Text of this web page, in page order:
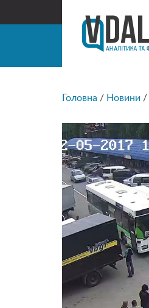
Головна / Новини /